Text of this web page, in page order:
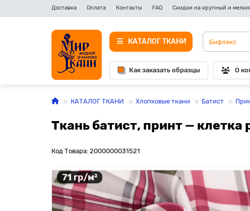
Доставка Оплата Контакты FAQ Скидки на крупный и
КАТАЛОГ ТКАНИ
Как заказать образцы О
КАТАЛОГ ТКАНИ Хлопковые ткани Батист
Ткань батист, принт — клетка
Код Товара: 2000000031521
71 гр/м²